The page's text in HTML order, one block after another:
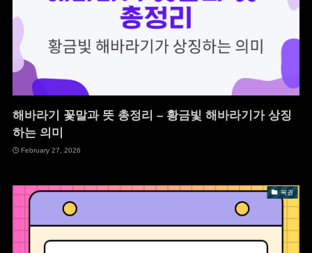
해바라기 꽃말과 뜻 총정리 – 황금빛 해바라기가 상징
하는 의미
February 27, 2026
복권